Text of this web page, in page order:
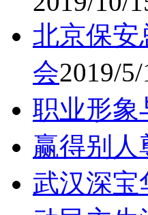
北京保安
会2019/5/
职业形象
赢得别人
武汉深宝